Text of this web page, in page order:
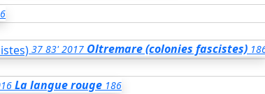
37 83' 2017 Oltremare (colonies fascistes)
La langue rouge 186